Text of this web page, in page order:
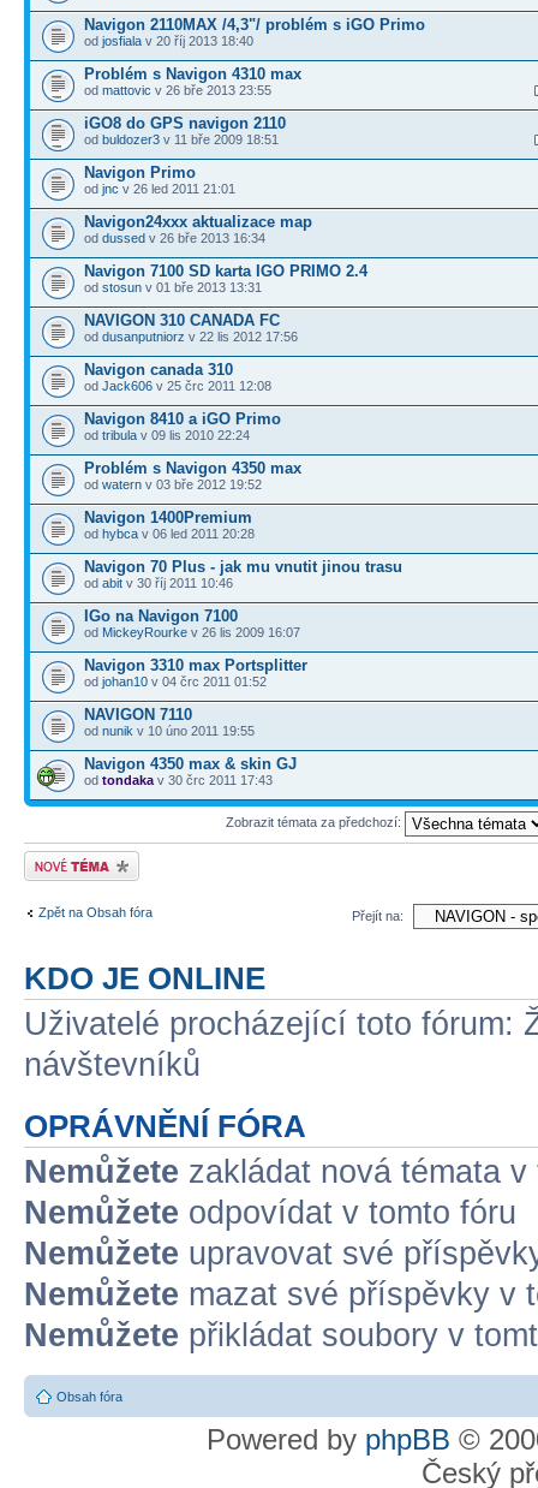
Navigon 2110MAX /4,3"/ problém s iGO Primo
od josfiala v 20 říj 2013 18:40
Problém s Navigon 4310 max
od mattovic v 26 bře 2013 23:55
iGO8 do GPS navigon 2110
od buldozer3 v 11 bře 2009 18:51
Navigon Primo
od jnc v 26 led 2011 21:01
Navigon24xxx aktualizace map
od dussed v 26 bře 2013 16:34
Navigon 7100 SD karta IGO PRIMO 2.4
od stosun v 01 bře 2013 13:31
NAVIGON 310 CANADA FC
od dusanputniorz v 22 lis 2012 17:56
Navigon canada 310
od Jack606 v 25 črc 2011 12:08
Navigon 8410 a iGO Primo
od tribula v 09 lis 2010 22:24
Problém s Navigon 4350 max
od watern v 03 bře 2012 19:52
Navigon 1400Premium
od hybca v 06 led 2011 20:28
Navigon 70 Plus - jak mu vnutit jinou trasu
od abit v 30 říj 2011 10:46
IGo na Navigon 7100
od MickeyRourke v 26 lis 2009 16:07
Navigon 3310 max Portsplitter
od johan10 v 04 črc 2011 01:52
NAVIGON 7110
od nunik v 10 úno 2011 19:55
Navigon 4350 max & skin GJ
od tondaka v 30 črc 2011 17:43
Zobrazit témata za předchozí:
Odeslat nové téma
Zpět na Obsah fóra Přejít na:
KDO JE ONLINE
Uživatelé procházející toto fórum:
návštevníků
OPRÁVNĚNÍ FÓRA
Nemůžete zakládat nová témata v
Nemůžete odpovídat v tomto fóru
Nemůžete upravovat své
Nemůžete mazat své příspěvky v
Nemůžete přikládat soubory v
Obsah fóra
Powered by phpBB ©
Český